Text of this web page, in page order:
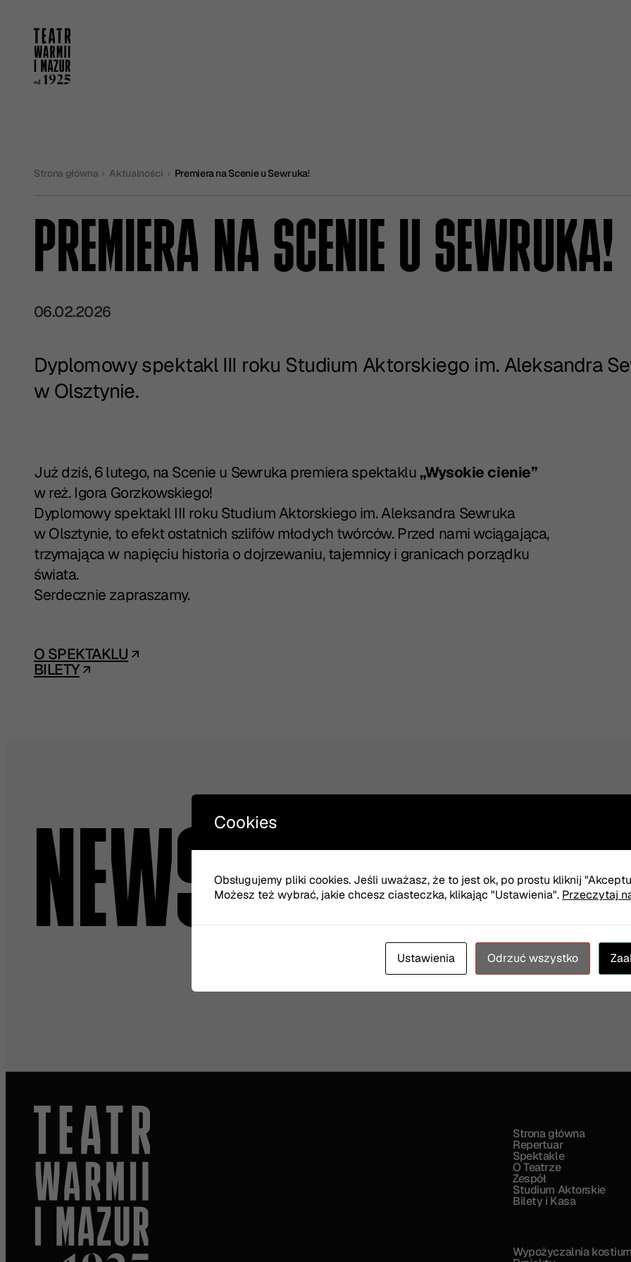
Strona główna Aktualności Premiera na Scenie u Sewruka!
PREMIERA NA SCENIE U SEWRUKA!
06.02.2026
Dyplomowy spektakl III roku Studium Aktorskiego im. Aleksandra
w Olsztynie.
Już dziś, 6 lutego, na Scenie u Sewruka premiera spektaklu„Wysokie cienie”
w reż. Igora Gorzkowskiego!
Dyplomowy spektakl III roku Studium Aktorskiego im. Aleksandra Sewruka
w Olsztynie, to efekt ostatnich szlifów młodych twórców. Przed nami wciągająca,
trzymająca w napięciu historia o dojrzewaniu, tajemnicy i granicach porządku
świata.
Serdecznie zapraszamy.
O SPEKTAKLU
BILETY
NEWSLETTER Twój e-mail
Wyrażam zgodę na
Strona główna
Repertuar
Spektakle
O Teatrze
Zespół
Studium Aktorskie
Bilety i Kasa
Wypożyczalnia
Cookies
Obsługujemy pliki cookies. Jeśli uważasz, że to jest ok, po prostu kliknij
Możesz też wybrać, jakie chcesz ciasteczka, klikając "Ustawienia". Przeczytaj
Ustawienia Odrzuć wszystko